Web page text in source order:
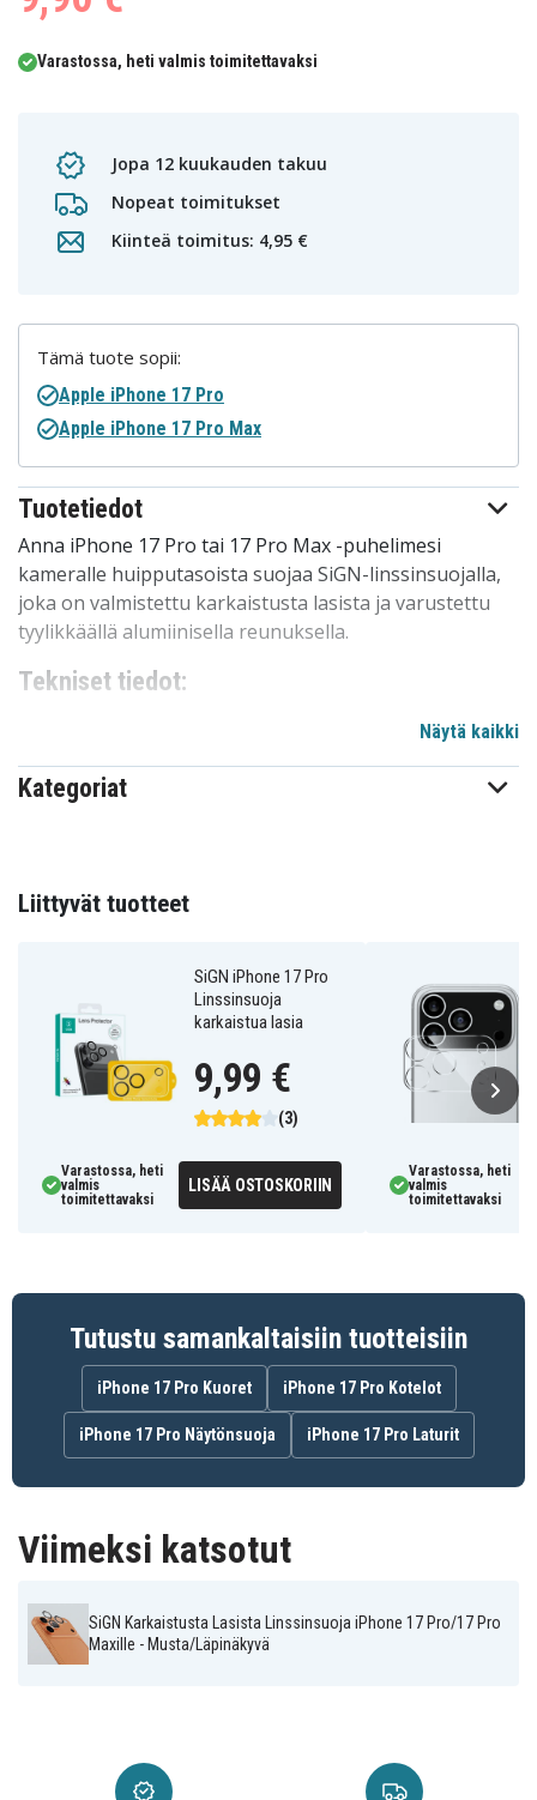
Varastossa, heti valmis toimitettavaksi
Jopa 12 kuukauden takuu
Nopeat toimitukset
Kiinteä toimitus: 4,95 €
Tuotetiedot
Anna iPhone 17 Pro tai 17 Pro Max -puhelimesi
kameralle huipputasoista suojaa SiGN-linssinsuojalla,
joka on valmistettu karkaistusta lasista ja varustettu
tyylikkäällä alumiinisella reunuksella.
Tekniset tiedot:
Materiaali:
Ominaisuudet:
Pro Max
Suojaa kameran linssit naarmuilta ja vaurioilta
Tarkka istuvuus ja helppo asentaa
Säilyttää kuvanlaadun kirkkaana
Tyylikäs alumiinireunus sopii puhelimesi
Tuotenro SN-LSIP17P-EE
Tuotetyyppi Objektiivin suojus
Merkki SiGN
Läpinäkyvä
Materiaali Karkaistu lasi
Näytä kaikki
Kategoriat
Tämä tuote sopii:
Apple iPhone 17 Pro
Apple iPhone 17 Pro Max
Liittyvät tuotteet
SiGN iPhone 17 Pro
Linssinsuoja
karkaistua lasia
(3)
9,99 €
Varastossa, heti
valmis
toimitettavaksi
LISÄÄ OSTOSKORIIN
Varastossa, heti
valmis
toimitettavaksi
Tutustu samankaltaisiin tuotteisiin
iPhone 17 Pro Kuoret iPhone 17 Pro Kotelot
iPhone 17 Pro Näytönsuoja iPhone 17 Pro Laturit
Viimeksi katsotut
SiGN Karkaistusta Lasista Linssinsuoja iPhone 17 Pro/17 Pro
Maxille - Musta/Läpinäkyvä